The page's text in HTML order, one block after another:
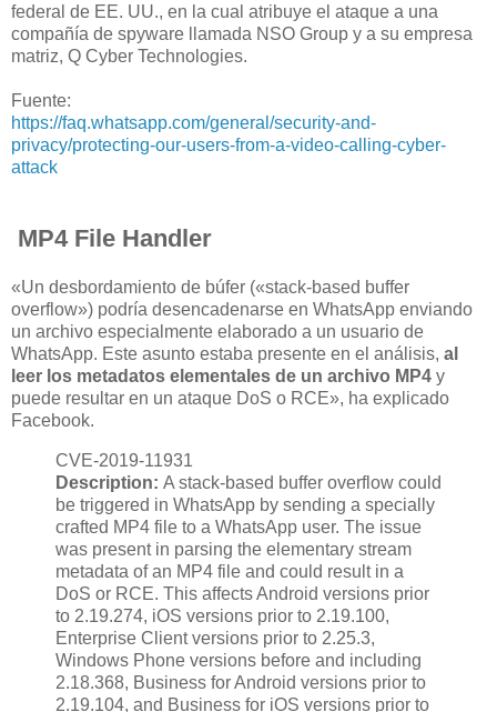
federal de EE. UU., en la cual atribuye el ataque a una
compañía de spyware llamada NSO Group y a su empresa
matriz, Q Cyber Technologies.
Fuente:
https://faq.whatsapp.com/general/security-and-
privacy/protecting-our-users-from-a-video-calling-cyber-
attack
MP4 File Handler
«Un desbordamiento de búfer («stack-based buffer
overflow») podría desencadenarse en WhatsApp enviando
un archivo especialmente elaborado a un usuario de
WhatsApp. Este asunto estaba presente en el análisis, al
leer los metadatos elementales de un archivo MP4 y
puede resultar en un ataque DoS o RCE», ha explicado
Facebook.
CVE-2019-11931
Description: A stack-based buffer overflow could
be triggered in WhatsApp by sending a specially
crafted MP4 file to a WhatsApp user. The issue
was present in parsing the elementary stream
metadata of an MP4 file and could result in a
DoS or RCE. This affects Android versions prior
to 2.19.274, iOS versions prior to 2.19.100,
Enterprise Client versions prior to 2.25.3,
Windows Phone versions before and including
2.18.368, Business for Android versions prior to
2.19.104, and Business for iOS versions prior to